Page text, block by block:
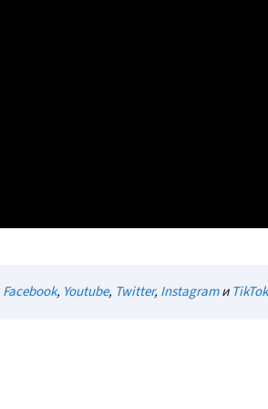
Facebook, Youtube, Twitter, InstagramиTikTok